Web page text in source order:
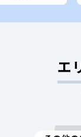
エ